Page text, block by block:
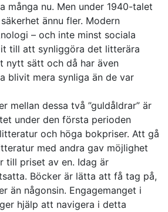
många nu. Men under 1940-talet
ännu fler. Modern
– och inte minst sociala
till att synliggöra det litterära
nytt sätt och då har även
blivit mera synliga än de var
mellan dessa två ”guldåldrar” är
under den första perioden
och höga bokpriser. Att gå
med andra gav möjlighet
till priset av en. Idag är
Böcker är lätta att få tag på,
än någonsin. Engagemanget i
hjälp att navigera i detta